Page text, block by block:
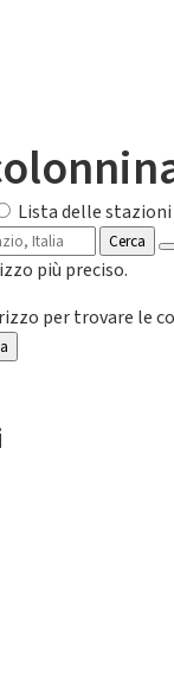
Lista delle stazioni
Cerca
più preciso.
per trovare le